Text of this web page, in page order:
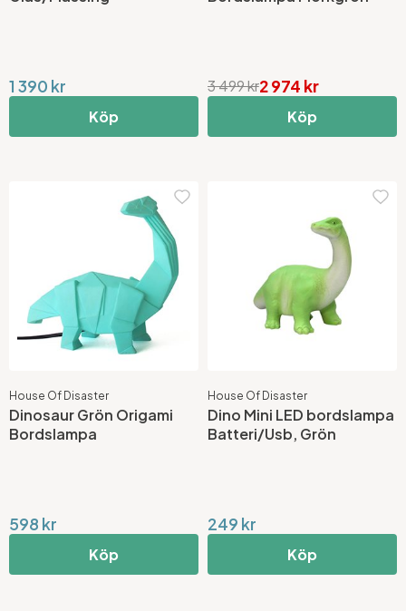
1 390 kr
Köp
2 974 kr
3 499 kr
Köp
House Of Disaster
Dinosaur Grön Origami
Bordslampa
598 kr
Köp
House Of Disaster
Dino Mini LED bordslampa
Batteri/Usb, Grön
249 kr
Köp